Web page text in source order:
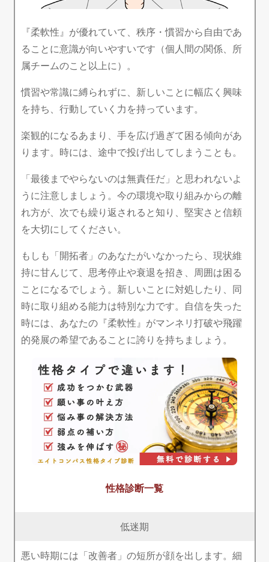
『柔軟性』が優れていて、秩序・慣習から自由であ
ることに意識が向いやすいです（個人間の関係、所
属チームのこと以上に）。
慣習や常識に縛られずに、新しいことに幅広く興味
を持ち、行動していく力を持っています。
楽観的になるあまり、手を広げ過ぎて困る傾向があ
ります。時には、途中で投げ出してしまうことも。
「最後までやらないのは無責任だ」と思われないよ
うに注意しましょう。今の環境や取り組みからの離
れ方が、次でも繰り返されると知り、堅実さと信頼
を大切にしてください。
もしも「開拓者」のあなたがいなかったら、現状維
持に甘んじて、思考停止や衰退を招き、周囲は困る
ことになるでしょう。新しいことに対処したり、同
時に取り組める能力は特別な力です。自信を失った
時には、あなたの『柔軟性』がマンネリ打破や飛躍
的発展の希望であることに誇りを持ちましょう。
性格診断一覧
低迷期
悪い時期には「改善者」の短所が顔を出します。細